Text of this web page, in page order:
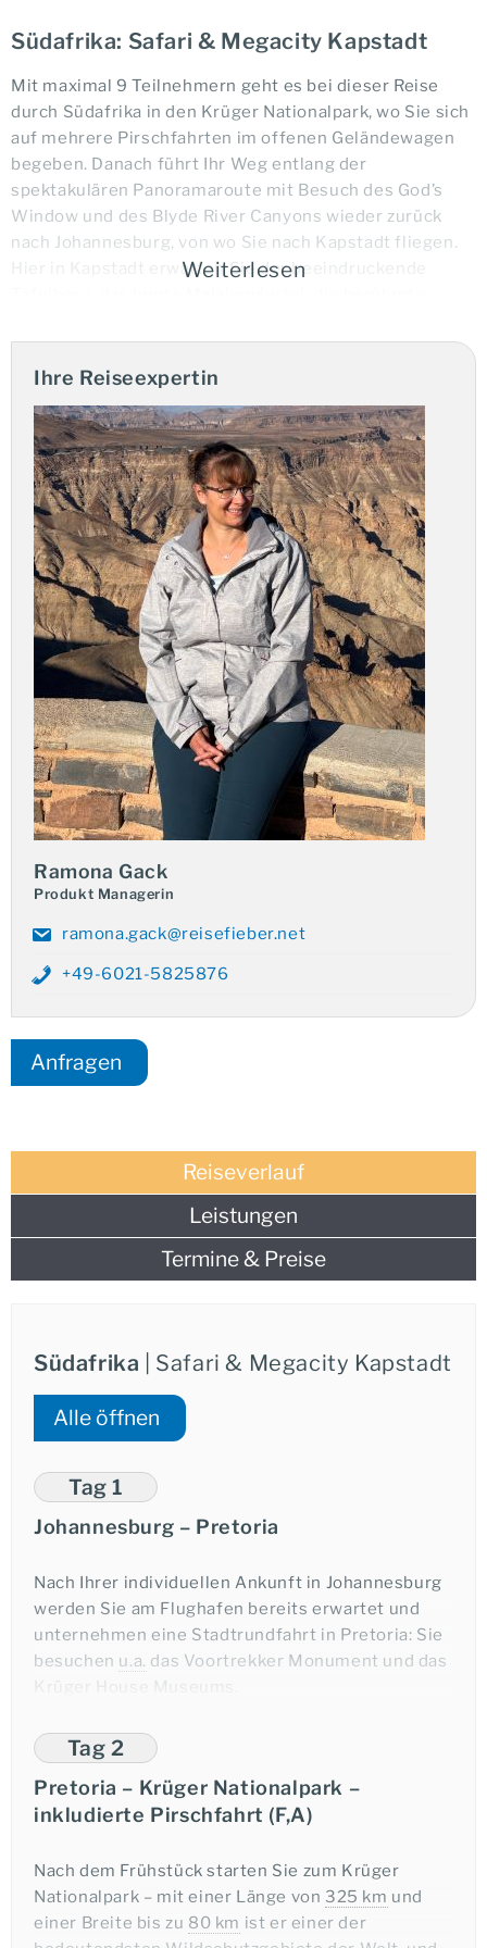
Südafrika: Safari & Megacity Kapstadt
Mit maximal 9 Teilnehmern geht es bei dieser Reise
durch Südafrika in den Krüger Nationalpark, wo Sie sich
auf mehrere Pirschfahrten im offenen Geländewagen
begeben. Danach führt Ihr Weg entlang der
spektakulären Panoramaroute mit Besuch des God’s
Window und des Blyde River Canyons wieder zurück
nach Johannesburg, von wo Sie nach Kapstadt fliegen.
Hier in Kapstadt erwarten Sie der beeindruckende
mit dem beeindruckenden Kap der Guten Hoffnung.
Begleitet werden Sie von einem Deutsch sprechenden
gleichzeitig Ihr Fahrer ist.
Ihre Vorteile:
Sie reisen in einer kleinen Gruppe
Weiterlesen
Ihre Reiseexpertin
Ramona Gack
Produkt Managerin
ramona.gack@reisefieber.net
+49-6021-5825876
Anfragen
Reiseverlauf
Leistungen
Termine & Preise
Südafrika | Safari & Megacity Kapstadt
Alle öffnen
Tag 1
Johannesburg – Pretoria
Nach Ihrer individuellen Ankunft in Johannesburg
werden Sie am Flughafen bereits erwartet und
unternehmen eine Stadtrundfahrt in Pretoria: Sie
besuchen u.a. das Voortrekker Monument und das
Krüger House Museums.
(ca. 70 km, Fahrtzeit
Übernachtung in Pretoria
Tag 2
Pretoria – Krüger Nationalpark –
inkludierte Pirschfahrt (F,A)
Nach dem Frühstück starten Sie zum Krüger
Nationalpark – mit einer Länge von 325 km und
einer Breite bis zu 80 km ist er einer der